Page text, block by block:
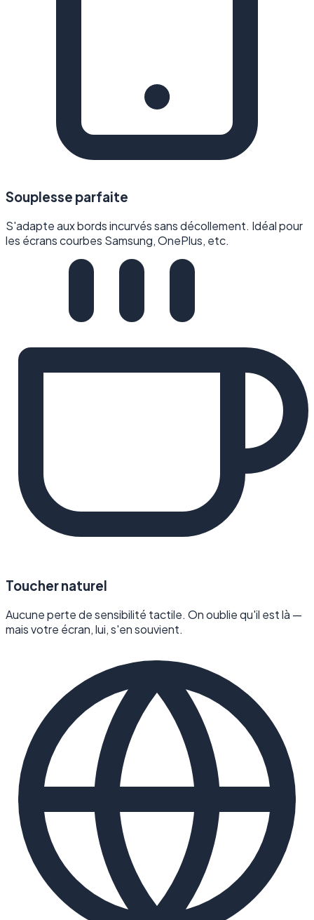
Souplesse parfaite
S'adapte aux bords incurvés sans décollement. Idéal pour
les écrans courbes Samsung, OnePlus, etc.
Toucher naturel
Aucune perte de sensibilité tactile. On oublie qu'il est là —
mais votre écran, lui, s'en souvient.